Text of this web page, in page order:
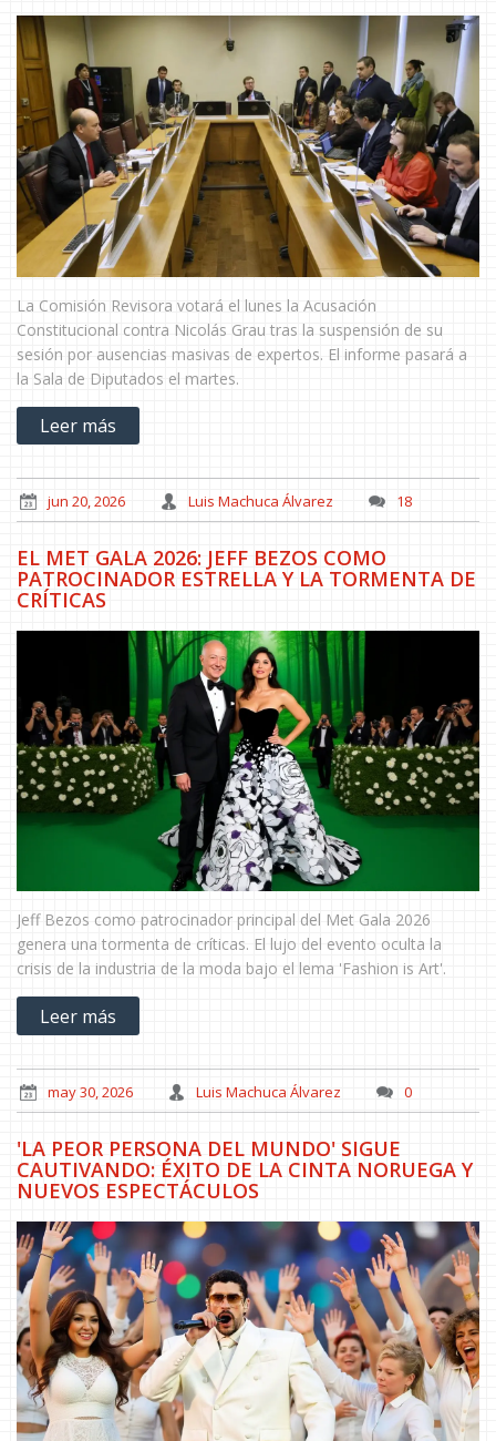
La Comisión Revisora votará el lunes la Acusación
Constitucional contra Nicolás Grau tras la suspensión de su
sesión por ausencias masivas de expertos. El informe pasará a
la Sala de Diputados el martes.
Leer más
jun 20, 2026 Luis Machuca Álvarez 18
EL MET GALA 2026: JEFF BEZOS COMO
PATROCINADOR ESTRELLA Y LA TORMENTA DE
CRÍTICAS
Jeff Bezos como patrocinador principal del Met Gala 2026
genera una tormenta de críticas. El lujo del evento oculta la
crisis de la industria de la moda bajo el lema 'Fashion is Art'.
Leer más
may 30, 2026 Luis Machuca Álvarez 0
'LA PEOR PERSONA DEL MUNDO' SIGUE
CAUTIVANDO: ÉXITO DE LA CINTA NORUEGA Y
NUEVOS ESPECTÁCULOS